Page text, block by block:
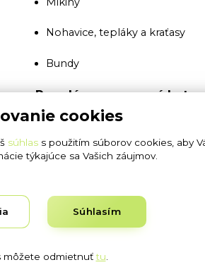
Nohavice, tepláky a kraťasy
Bundy
Populárne pracovné
Montérkové odevy
Reflexné pracovné odevy
Pracovné rukavice
právo na typografické chyby.
cookies
súhlass použitím súborov cookies, aby
týkajúce sa Vašich záujmov.
Súhlasím
môžete odmietnuťtu